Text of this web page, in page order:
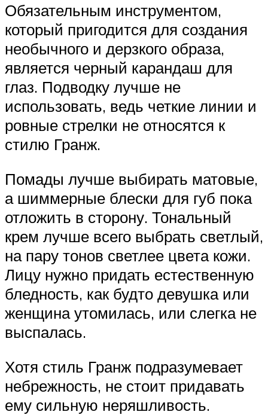
Обязательным инструментом,
который пригодится для создания
необычного и дерзкого образа,
является черный карандаш для
глаз. Подводку лучше не
использовать, ведь четкие линии и
ровные стрелки не относятся к
стилю Гранж.
Помады лучше выбирать матовые,
а шиммерные блески для губ пока
отложить в сторону. Тональный
крем лучше всего выбрать светлый,
на пару тонов светлее цвета кожи.
Лицу нужно придать естественную
бледность, как будто девушка или
женщина утомилась, или слегка не
выспалась.
Хотя стиль Гранж подразумевает
небрежность, не стоит придавать
ему сильную неряшливость.